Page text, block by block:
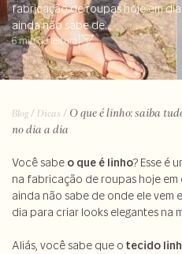
fabricação de roupas hoje em
ainda não sabe de...
6 min de leitura|
Blog / Dicas / O que é linho: saiba
no dia a dia
Você sabe o que é linho? Esse é
na fabricação de roupas hoje em
ainda não sabe de onde ele vem
dia para criar looks elegantes na
Aliás, você sabe que o tecido